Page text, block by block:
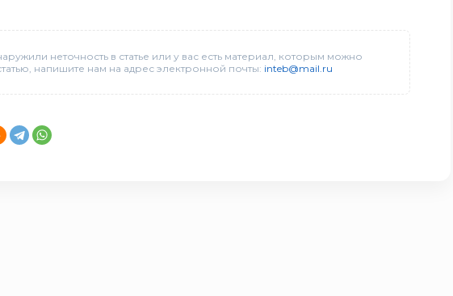
неточность в статье или у вас есть материал, которым можно
напишите нам на адрес электронной почты: inteb@mail.ru